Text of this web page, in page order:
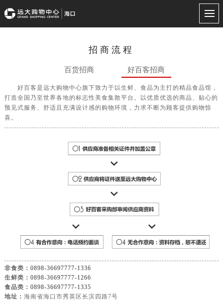
招商流程
百货招商 好百客招商
好百客是远大购物中心旗下致力于以生鲜、食品为主打的精品食品馆，
打造全国乃至世界各地的标志性美食集散平台。以优质优选的商品、贴心的
预见式服务、舒适且充满设计感的购物环境，力求不断为顾客提供购物惊
喜。
非食类： 0898-36697777-1336
生鲜类： 0898-36697777-1266
食品类： 0898-36697777-1335
地址： 海南省海口市秀英区长滨四路7号